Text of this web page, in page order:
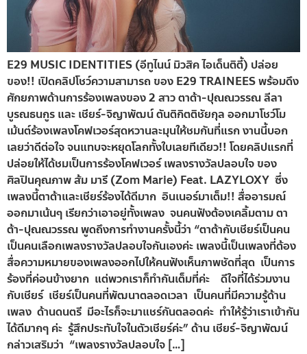
E29 MUSIC IDENTITIES (อีทูไนน์ มิวสิค ไอเด็นติตี้) ปล่อย
ของ!! เปิดคลิปโชว์ความสามารถ ของ E29 TRAINEES พร้อมดึง
ศักยภาพด้านการร้องเพลงของ 2 สาว ตาต้า-ปุณณวรรณ ลีลา
บูรณธนกูร และ เชียร์-จิญาพัฒน์ ตันติกิตติชัยกุล ออกมาโชว์โม
เม้นต์ร้องเพลงโคฟเวอร์สุดหวานละมุนให้ชมกันที่แรก งานนี้บอก
เลยว่าดีต่อใจ จนแทบจะหยุดโลกทั้งใบเลยทีเดียว!! โดยคลิปแรกที่
ปล่อยให้ได้ชมเป็นการร้องโคฟเวอร์ เพลงรางวัลปลอบใจ ของ
ศิลปินคุณภาพ ส้ม มารี (Zom Marie) Feat. LAZYLOXY ซึ่ง
เพลงนี้ตาต้าและเชียร์ร้องได้ดีมาก อินเนอร์มาเต็ม!! สื่ออารมณ์
ออกมาเน้นๆ เรียกว่าเอาอยู่ทั้งเพลง จนคนฟังต้องเคลิ้มตาม ตา
ต้า-ปุณณวรรณ พูดถึงการทำงานครั้งนี้ว่า “ตาต้ากับเชียร์เป็นคน
เป็นคนเลือกเพลงรางวัลปลอบใจกันเองค่ะ เพลงนี้เป็นเพลงที่ต้อง
สื่อความหมายของเพลงออกไปให้คนฟังเห็นภาพชัดที่สุด เป็นการ
ร้องที่ค่อนข้างยาก แต่พวกเราก็ทำกันเต็มที่ค่ะ ดีใจที่ได้ร่วมงาน
กับเชียร์ เชียร์เป็นคนที่พัฒนาตลอดเวลา เป็นคนที่มีความรู้ด้าน
เพลง ด้านดนตรี มีอะไรก็จะมาแชร์กันตลอดค่ะ ทำให้รู้ว่าเราเข้ากัน
ได้ดีมากๆ ค่ะ รู้สึกประทับใจในตัวเชียร์ค่ะ” ด้าน เชียร์-จิญาพัฒน์
กล่าวเสริมว่า “เพลงรางวัลปลอบใจ […]